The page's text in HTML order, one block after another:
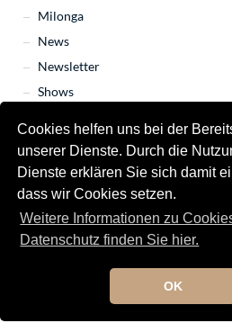
Cookies helfen uns bei der
unserer Dienste. Durch die
Dienste erklären Sie sich damit
dass wir Cookies setzen.
Weitere Informationen zu
Datenschutz finden Sie hier.
OK
Milonga
News
Newsletter
Shows
Tango Orchester
Uncategorized
Unterricht